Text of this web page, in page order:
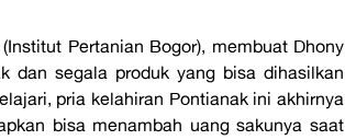
Pertanian Bogor), membuat Dhony
dan segala produk yang bisa dihasilkan
pria kelahiran Pontianak ini akhirnya
bisa menambah uang sakunya saat